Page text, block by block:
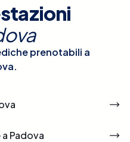
prenotabili a
.
Padova